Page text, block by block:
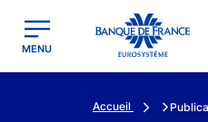
Banque de France - Menu
MENU
Accueil